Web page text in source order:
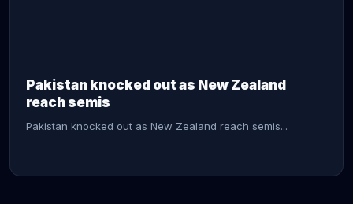
Pakistan knocked out as New Zealand
reach semis
Pakistan knocked out as New Zealand reach semis...